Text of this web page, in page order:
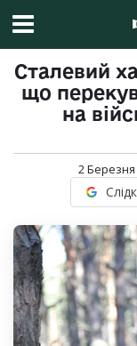
Сталевий
що
на
2 Березня